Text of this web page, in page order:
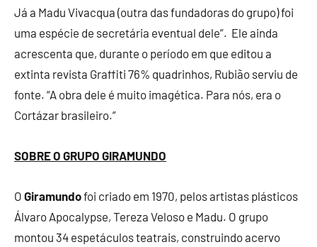
Já a Madu Vivacqua (outra das fundadoras do grupo) foi
uma espécie de secretária eventual dele”. Ele ainda
acrescenta que, durante o período em que editou a
extinta revista Graffiti 76% quadrinhos, Rubião serviu de
fonte. “A obra dele é muito imagética. Para nós, era o
Cortázar brasileiro.”
SOBRE O GRUPO GIRAMUNDO
O Giramundofoi criado em 1970, pelos artistas plásticos
Álvaro Apocalypse, Tereza Veloso e Madu. O grupo
montou 34 espetáculos teatrais, construindo acervo